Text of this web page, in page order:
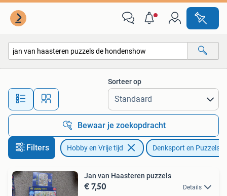
Alle afstanden…
Sorteer op
Bewaar je zoekopdracht
Filters Hobby en Vrije tijd Denksport en Puzzels
Jan van Haasteren puzzels
€ 7,50 Details